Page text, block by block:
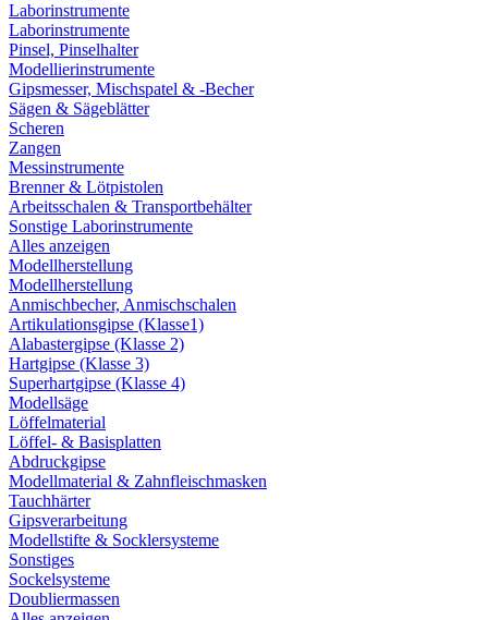
Laborinstrumente
Laborinstrumente
Pinsel, Pinselhalter
Modellierinstrumente
Gipsmesser, Mischspatel & -Becher
Sägen & Sägeblätter
Scheren
Zangen
Messinstrumente
Brenner & Lötpistolen
Arbeitsschalen & Transportbehälter
Sonstige Laborinstrumente
Alles anzeigen
Modellherstellung
Modellherstellung
Anmischbecher, Anmischschalen
Artikulationsgipse (Klasse1)
Alabastergipse (Klasse 2)
Hartgipse (Klasse 3)
Superhartgipse (Klasse 4)
Modellsäge
Löffelmaterial
Löffel- & Basisplatten
Abdruckgipse
Modellmaterial & Zahnfleischmasken
Tauchhärter
Gipsverarbeitung
Modellstifte & Socklersysteme
Sonstiges
Sockelsysteme
Doubliermassen